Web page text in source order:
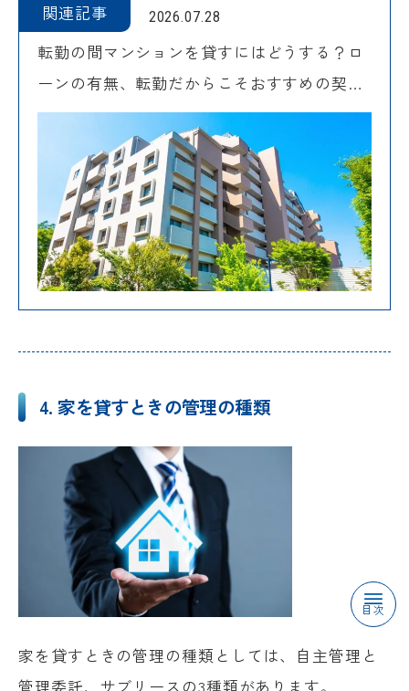
関連記事 2026.07.28
転勤の間マンションを貸すにはどうする？ロ
ーンの有無、転勤だからこそおすすめの契約
方法を紹介
4. 家を貸すときの管理の種類
家を貸すときの管理の種類としては、自主管理と
管理委託、サブリースの3種類があります。
目次